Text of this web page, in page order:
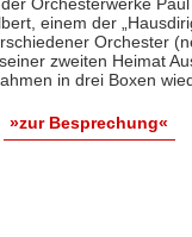
einem der
Orchester
zweiten Heimat
in drei Boxen
»zur Besprechung«